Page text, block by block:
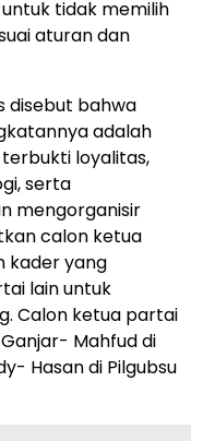
tidak memilih
aturan dan
disebut bahwa
adalah
loyalitas,
serta
mengorganisir
calon ketua
kader yang
lain untuk
Calon ketua partai
Mahfud di
Hasan di Pilgubsu